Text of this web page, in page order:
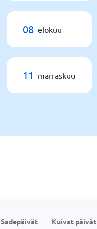
08 elokuu
11 marraskuu
Sadepäivät Kuivat päivät